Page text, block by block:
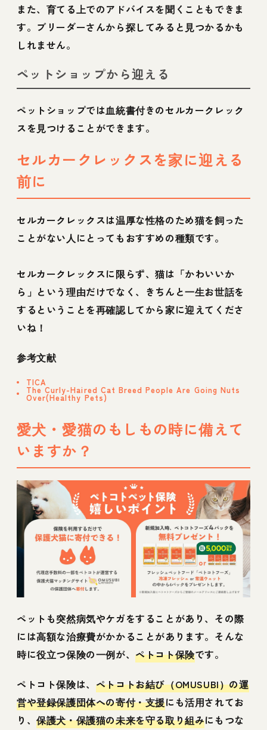
また、育てる上でのアドバイスを聞くこともできま
す。ブリーダーさんから探してみると見つかるかも
しれません。
ペットショップから迎える
ペットショップでは血統書付きのセルカークレック
スを見つけることができます。
セルカークレックスを家に迎える
前に
セルカークレックスは温厚な性格のため猫を飼った
ことがない人にとってもおすすめの種類です。
セルカークレックスに限らず、猫は「かわいいか
ら」という理由だけでなく、きちんと一生お世話を
するということを再確認してから家に迎えてくださ
いね！
参考文献
TICA
The Curly-Haired Cat Breed People Are Going Nuts
Over(Healthy Pets)
愛犬・愛猫のもしもの時に備えて
いますか？
ペットも突然病気やケガをすることがあり、その際
には高額な治療費がかかることがあります。そんな
時に役立つ保険の一例が、ペトコト保険です。
ペトコト保険は、 ペトコトお結び（OMUSUBI）の運
営や登録保護団体への寄付・支援にも活用されてお
り、保護犬・保護猫の未来を守る取り組みにもつな